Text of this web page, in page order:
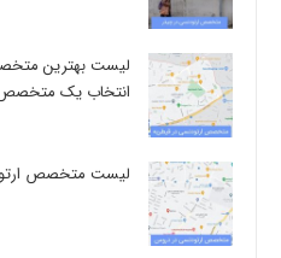
لیست بهترین
انتخاب یک
لیست متخصص